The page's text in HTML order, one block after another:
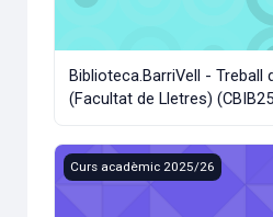
Biblioteca.BarriVell - Treball
(Facultat de Lletres)
Biblioteca.BarriVell - Treball
Curs acadèmic 2025/26